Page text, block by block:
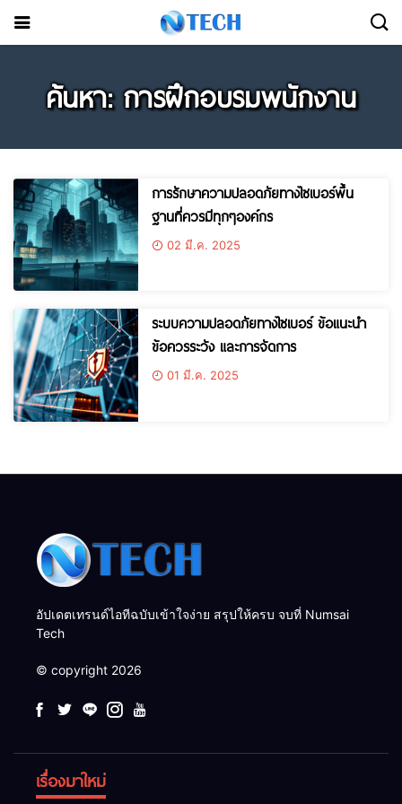
ค้นหา: การฝึกอบรมพนักงาน
การรักษาความปลอดภัยทางไซเบอร์พื้น
ฐานที่ควรมีทุกๆองค์กร
02 มี.ค. 2025
ระบบความปลอดภัยทางไซเบอร์ ข้อแนะนำ
ข้อควรระวัง และการจัดการ
01 มี.ค. 2025
อัปเดตเทรนด์ไอทีฉบับเข้าใจง่าย สรุปให้ครบ จบที่ Numsai
Tech
© copyright 2026
เรื่องมาใหม่